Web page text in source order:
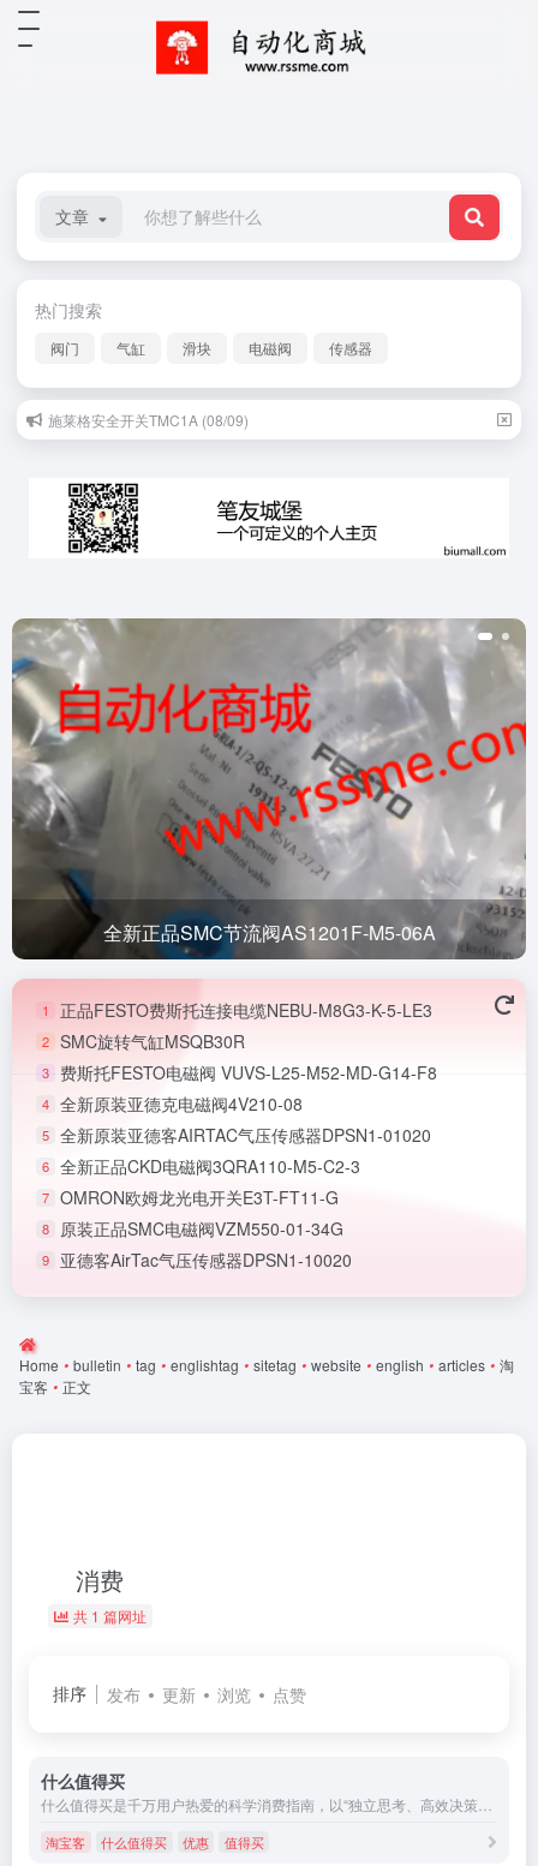
文章
热门搜索
阀门 气缸 滑块 电磁阀 传感器
施莱格安全开关TMC1A (08/09)
全新正品SMC节流阀AS1201F-M5-06A
1 正品FESTO费斯托连接电缆NEBU-M8G3-K-5-LE3
2 SMC旋转气缸MSQB30R
3 费斯托FESTO电磁阀 VUVS-L25-M52-MD-G14-F8
4 全新原装亚德克电磁阀4V210-08
5 全新原装亚德客AIRTAC气压传感器DPSN1-01020
6 全新正品CKD电磁阀3QRA110-M5-C2-3
7 OMRON欧姆龙光电开关E3T-FT11-G
8 原装正品SMC电磁阀VZM550-01-34G
9 亚德客AirTac气压传感器DPSN1-10020
Home • bulletin • tag • englishtag • sitetag • website • english • articles • 淘
宝客 • 正文
消费
共 1 篇网址
排序 发布 更新 浏览 点赞
什么值得买
淘宝客 什么值得买 优惠 值得买